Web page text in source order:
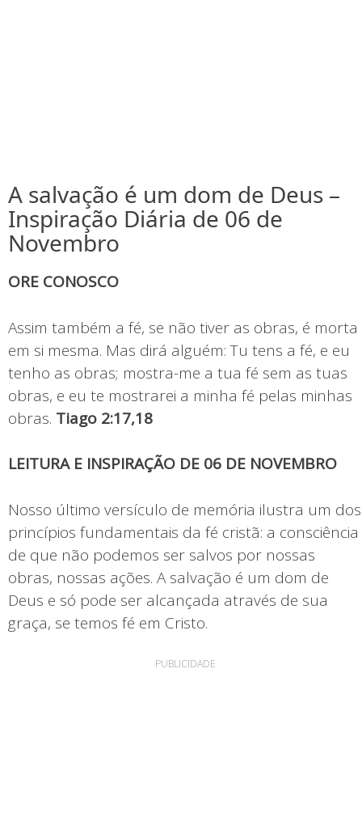
A salvação é um dom de Deus –
Inspiração Diária de 06 de
Novembro
ORE CONOSCO
Assim também a fé, se não tiver as obras, é morta
em si mesma. Mas dirá alguém: Tu tens a fé, e eu
tenho as obras; mostra-me a tua fé sem as tuas
obras, e eu te mostrarei a minha fé pelas minhas
obras. Tiago 2:17,18
LEITURA E INSPIRAÇÃO DE 06 DE NOVEMBRO
Nosso último versículo de memória ilustra um dos
princípios fundamentais da fé cristã: a consciência
de que não podemos ser salvos por nossas
obras, nossas ações. A salvação é um dom de
Deus e só pode ser alcançada através de sua
graça, se temos fé em Cristo.
PUBLICIDADE